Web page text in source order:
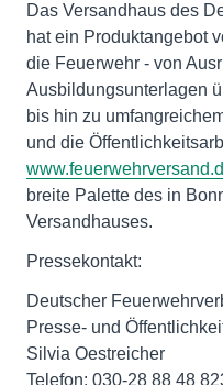
Das Versandhaus des
hat ein Produktangebot
die Feuerwehr - von
Ausbildungsunterlagen
bis hin zu
und die
breite Palette des in
Versandhauses.
Pressekontakt:
Deutscher
Presse- und
Silvia Oestreicher
Telefon: 030-28 88 48